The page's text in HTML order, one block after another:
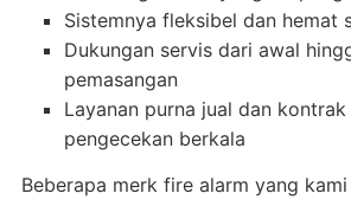
Sistemnya fleksibel dan hemat
Dukungan servis dari awal
pemasangan
Layanan purna jual dan
pengecekan berkala
Beberapa merk fire alarm yang kami